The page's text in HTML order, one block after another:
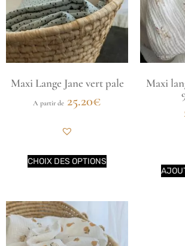
Maxi Lange Jane vert pale
A partir de 25.20€
CHOIX DES OPTIONS
Maxi